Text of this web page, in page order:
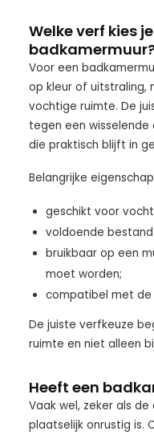
Welke verf kies
Voor een
op kleur of uitstraling,
vochtige ruimte. De
tegen een wisselende
die praktisch blijft in
Belangrijke
geschikt voor
voldoende
bruikbaar op een
moet worden;
compatibel met de
De juiste verfkeuze
ruimte en niet alleen
Heeft een
Vaak wel, zeker als
plaatselijk onrustig is.